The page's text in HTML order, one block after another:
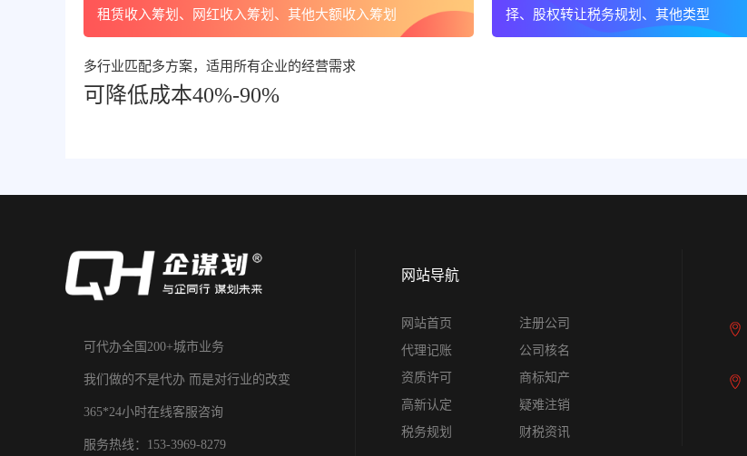
租赁收入筹划、网红收入筹划、其他大额收入筹划
择、股权转让税务规划、其他类型
多行业匹配多方案，适用所有企业的经营需求
可降低成本40%-90%
可代办全国200+城市业务
我们做的不是代办 而是对行业的改变
365*24小时在线客服咨询
服务热线：153-3969-8279
网站导航
网站首页
注册公司
代理记账
公司核名
资质许可
商标知产
高新认定
疑难注销
税务规划
财税资讯